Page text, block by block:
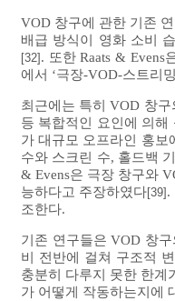
VOD 창구에 관한 기존
배급 방식이 영화 소비
[32] . 또한 Raats &
에서 ‘극장-VOD-스트리
최근에는 특히 VOD 창
등 복합적인 요인에 의해
가 대규모 오프라인 홍보
수와 스크린 수, 홀드백
& Evens은 극장 창구와
능하다고 주장하였다[39] .
조한다.
기존 연구들은 VOD 창
비 전반에 걸쳐 구조적
충분히 다루지 못한 한계
가 어떻게 작동하는지에